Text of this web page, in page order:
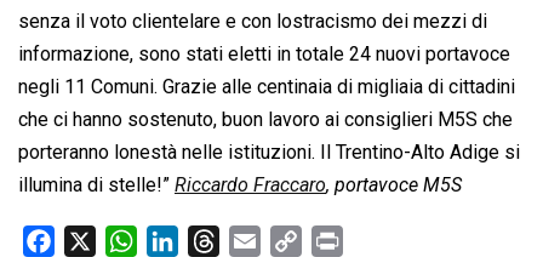
senza il voto clientelare e con lostracismo dei mezzi di
informazione, sono stati eletti in totale 24 nuovi portavoce
negli 11 Comuni. Grazie alle centinaia di migliaia di cittadini
che ci hanno sostenuto, buon lavoro ai consiglieri M5S che
porteranno lonestà nelle istituzioni. Il Trentino-Alto Adige si
illumina di stelle!” Riccardo Fraccaro, portavoce M5S
W